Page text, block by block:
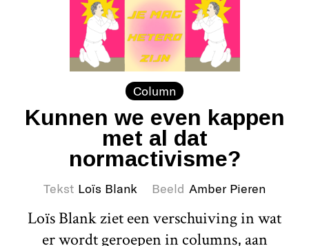
Column
Kunnen we even kappen
met al dat
normactivisme?
Tekst Loïs Blank Beeld Amber Pieren
Loïs Blank ziet een verschuiving in wat
er wordt geroepen in columns, aan